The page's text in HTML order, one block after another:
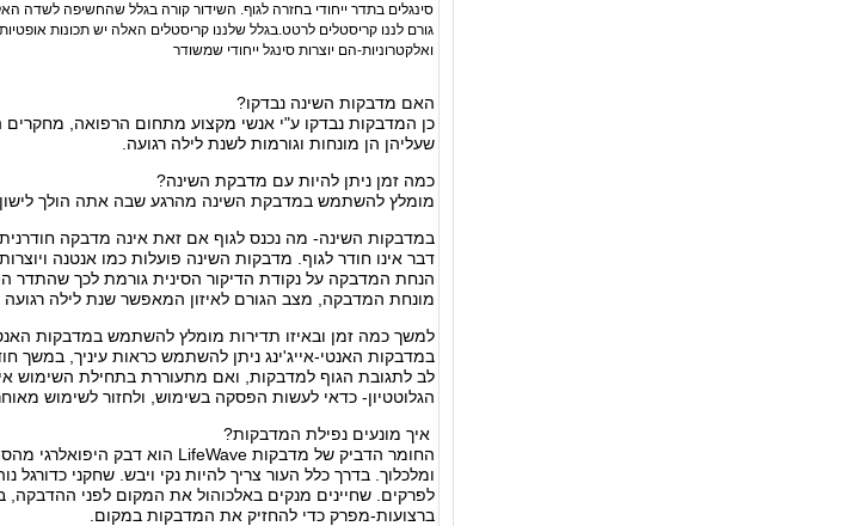
סינגלים בתדר ייחודי בחזרה לגוף. השידור קורה בגלל שהחשיפה לשדה
גורם לננו קריסטלים לרטט.בגלל שלננו קריסטלים האלה יש תכונות אופטיות
ואלקטרוניות-הם יוצרות סינגל ייחודי שמשודר
האם מדבקות השינה נבדקו?
כן המדבקות נבדקו ע"י אנשי מקצוע מתחום הרפואה, מחקרים
שעליהן הן מונחות וגורמות לשנת לילה רגועה.
כמה זמן ניתן להיות עם מדבקת השינה?
מומלץ להשתמש במדבקת השינה מהרגע שבה אתה הולך
במדבקות השינה- מה נכנס לגוף אם זאת אינה מדבקה
דבר אינו חודר לגוף. מדבקות השינה פועלות כמו אנטנה
הנחת המדבקה על נקודת הדיקור הסינית גורמת לכך שהתדר
מונחת המדבקה, מצב הגורם לאיזון המאפשר שנת לילה רגועה
למשך כמה זמן ובאיזו תדירות מומלץ להשתמש במדבקות
במדבקות האנטי-אייג'ינג ניתן להשתמש כראות עיניך,
לב לתגובת הגוף למדבקות, ואם מתעוררת בתחילת השימוש
הגלוטטיון- כדאי לעשות הפסקה בשימוש, ולחזור לשימוש
איך מונעים נפילת המדבקות?
ומלכלוך. בדרך כלל העור צריך להיות נקי ויבש. שחקני
לפרקים. שחיינים מנקים באלכוהול את המקום לפני
ברצועות-מפרק כדי להחזיק את המדבקות במקום.